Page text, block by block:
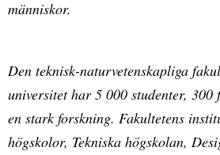
människor.
Den teknisk-naturvetenskapliga
universitet har 5 000 studenter, 300
en stark forskning. Fakultetens
högskolor, Tekniska högskolan,